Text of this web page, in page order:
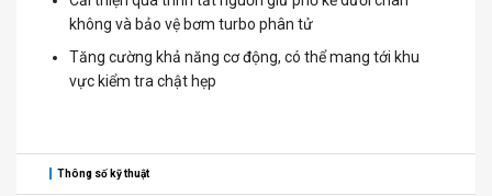
không và bảo vệ bơm turbo phân tử
Tăng cường khả năng cơ động, có thể mang tới khu
vực kiểm tra chật hẹp
Thông số kỹ thuật